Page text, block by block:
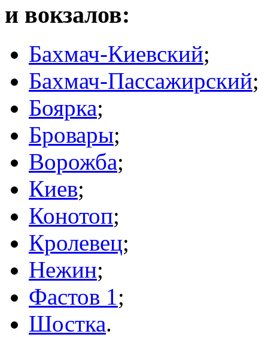
и вокзалов:
Бахмач-Киевский;
Бахмач-Пассажирский;
Боярка;
Бровары;
Ворожба;
Киев;
Конотоп;
Кролевец;
Нежин;
Фастов 1;
Шостка.